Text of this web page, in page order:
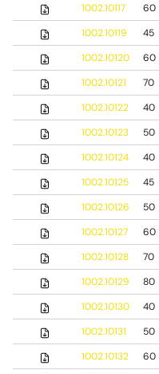
1002.10117
60
1002.10119
45
1002.10120
60
1002.10121
70
1002.10122
40
1002.10123
50
1002.10124
40
1002.10125
45
1002.10126
50
1002.10127
60
1002.10128
70
1002.10129
80
1002.10130
40
1002.10131
50
1002.10132
60